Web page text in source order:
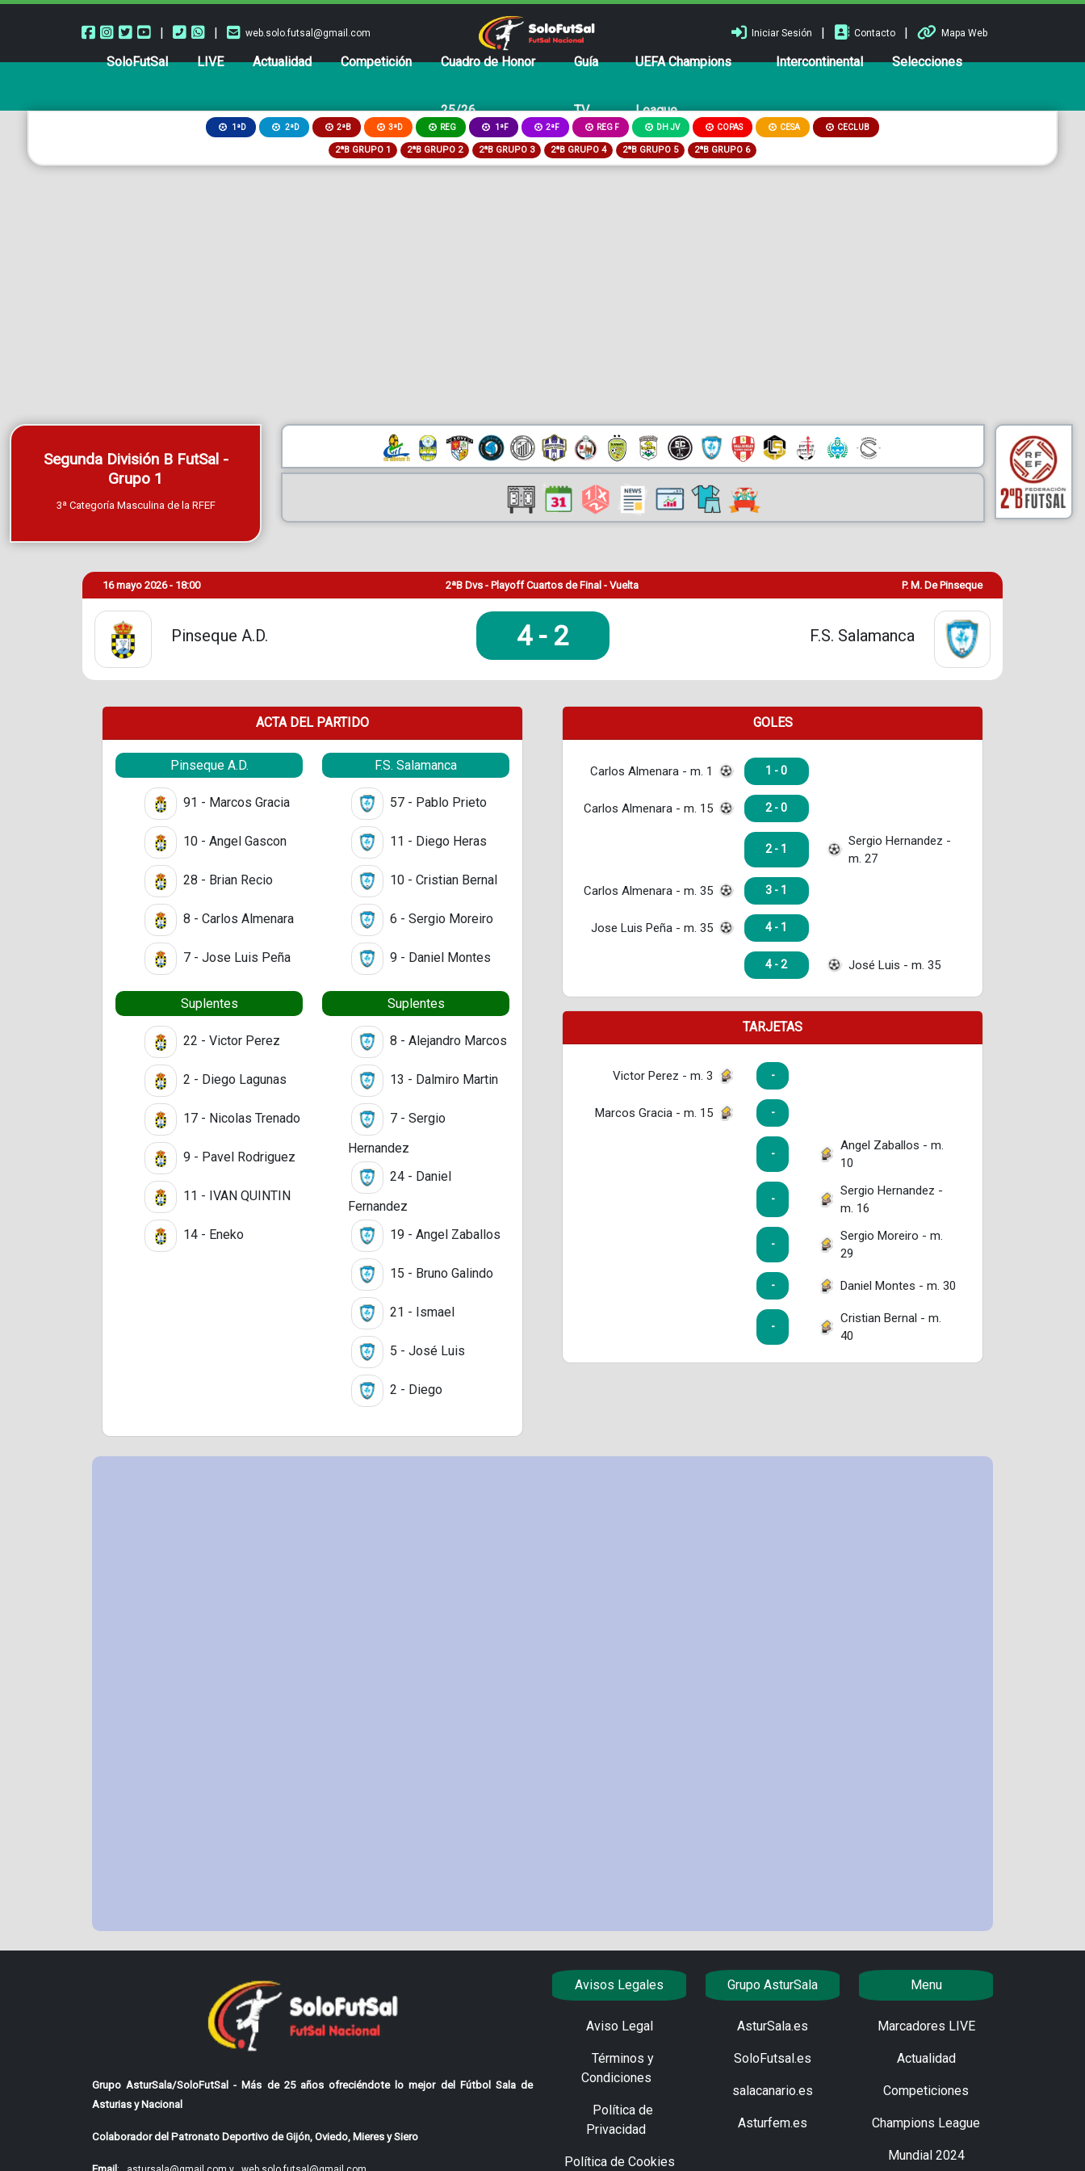
| | web.solo.futsal@gmail.com Iniciar Sesión | Contacto | Mapa Web
SoloFutSal LIVE Actualidad Competición Cuadro de Honor
25/26
Guía
TV
UEFA Champions
League
Intercontinental Selecciones
1ªD 2ªD 2ªB 3ªD REG 1ªF 2ªF REG F DH JV COPAS CESA CECLUB
2ªB GRUPO 1 2ªB GRUPO 2 2ªB GRUPO 3 2ªB GRUPO 4 2ªB GRUPO 5 2ªB GRUPO 6
Segunda División B FutSal -
Grupo 1
3ª Categoría Masculina de la RFEF
16 mayo 2026 - 18:00 2ªB Dvs - Playoff Cuartos de Final - Vuelta P. M. De Pinseque
Pinseque A.D. 4- 2 F.S. Salamanca
ACTA DEL PARTIDO
Pinseque A.D.
91 - Marcos Gracia
10 - Angel Gascon
28 - Brian Recio
8 - Carlos Almenara
7 - Jose Luis Peña
Suplentes
22 - Victor Perez
2 - Diego Lagunas
17 - Nicolas Trenado
9 - Pavel Rodriguez
11 - IVAN QUINTIN
14 - Eneko
F.S. Salamanca
57 - Pablo Prieto
11 - Diego Heras
10 - Cristian Bernal
6 - Sergio Moreiro
9 - Daniel Montes
Suplentes
8 - Alejandro Marcos
13 - Dalmiro Martin
7 - Sergio
Hernandez
24 - Daniel
Fernandez
19 - Angel Zaballos
15 - Bruno Galindo
21 - Ismael
5 - José Luis
2 - Diego
GOLES
Carlos Almenara - m. 1 1 - 0
Carlos Almenara - m. 15 2 - 0
2 - 1
Sergio Hernandez -
m. 27
Carlos Almenara - m. 35 3 - 1
Jose Luis Peña - m. 35 4 - 1
4 - 2 José Luis - m. 35
TARJETAS
Victor Perez - m. 3 -
Marcos Gracia - m. 15 -
-
Angel Zaballos - m.
10
-
Sergio Hernandez -
m. 16
-
Sergio Moreiro - m.
29
- Daniel Montes - m. 30
-
Cristian Bernal - m.
40
Grupo AsturSala/SoloFutSal - Más de 25 años ofreciéndote lo mejor del Fútbol Sala de
Asturias y Nacional
Colaborador del Patronato Deportivo de Gijón, Oviedo, Mieres y Siero
Avisos Legales
Aviso Legal
Términos y
Condiciones
Política de
Privacidad
Política de Cookies
Grupo AsturSala
AsturSala.es
SoloFutsal.es
salacanario.es
Asturfem.es
Menu
Marcadores LIVE
Actualidad
Competiciones
Champions League
Mundial 2024